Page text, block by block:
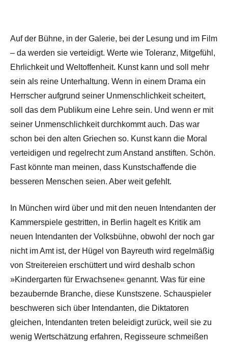
Auf der Bühne, in der Galerie, bei der Lesung und im Film
– da werden sie verteidigt. Werte wie Toleranz, Mitgefühl,
Ehrlichkeit und Weltoffenheit. Kunst kann und soll mehr
sein als reine Unterhaltung. Wenn in einem Drama ein
Herrscher aufgrund seiner Unmenschlichkeit scheitert,
soll das dem Publikum eine Lehre sein. Und wenn er mit
seiner Unmenschlichkeit durchkommt auch. Das war
schon bei den alten Griechen so. Kunst kann die Moral
verteidigen und regelrecht zum Anstand anstiften. Schön.
Fast könnte man meinen, dass Kunstschaffende die
besseren Menschen seien. Aber weit gefehlt.
In München wird über und mit den neuen Intendanten der
Kammerspiele gestritten, in Berlin hagelt es Kritik am
neuen Intendanten der Volksbühne, obwohl der noch gar
nicht im Amt ist, der Hügel von Bayreuth wird regelmäßig
von Streitereien erschüttert und wird deshalb schon
»Kindergarten für Erwachsene« genannt. Was für eine
bezaubernde Branche, diese Kunstszene. Schauspieler
beschweren sich über Intendanten, die Diktatoren
gleichen, Intendanten treten beleidigt zurück, weil sie zu
wenig Wertschätzung erfahren, Regisseure schmeißen